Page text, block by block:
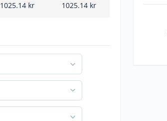
1025.14kr 1025.14kr